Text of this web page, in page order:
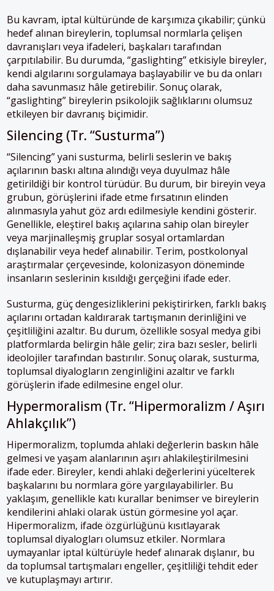
Bu kavram, iptal kültüründe de karşımıza çıkabilir; çünkü
hedef alınan bireylerin, toplumsal normlarla çelişen
davranışları veya ifadeleri, başkaları tarafından
çarpıtılabilir. Bu durumda, “gaslighting” etkisiyle bireyler,
kendi algılarını sorgulamaya başlayabilir ve bu da onları
daha savunmasız hâle getirebilir. Sonuç olarak,
“gaslighting” bireylerin psikolojik sağlıklarını olumsuz
etkileyen bir davranış biçimidir.
Silencing (Tr. “Susturma”)
“Silencing” yani susturma, belirli seslerin ve bakış
açılarının baskı altına alındığı veya duyulmaz hâle
getirildiği bir kontrol türüdür. Bu durum, bir bireyin veya
grubun, görüşlerini ifade etme fırsatının elinden
alınmasıyla yahut göz ardı edilmesiyle kendini gösterir.
Genellikle, eleştirel bakış açılarına sahip olan bireyler
veya marjinalleşmiş gruplar sosyal ortamlardan
dışlanabilir veya hedef alınabilir. Terim, postkolonyal
araştırmalar çerçevesinde, kolonizasyon döneminde
insanların seslerinin kısıldığı gerçeğini ifade eder.
Susturma, güç dengesizliklerini pekiştirirken, farklı bakış
açılarını ortadan kaldırarak tartışmanın derinliğini ve
çeşitliliğini azaltır. Bu durum, özellikle sosyal medya gibi
platformlarda belirgin hâle gelir; zira bazı sesler, belirli
ideolojiler tarafından bastırılır. Sonuç olarak, susturma,
toplumsal diyalogların zenginliğini azaltır ve farklı
görüşlerin ifade edilmesine engel olur.
Hypermoralism (Tr. “Hipermoralizm / Aşırı
Ahlakçılık”)
Hipermoralizm, toplumda ahlaki değerlerin baskın hâle
gelmesi ve yaşam alanlarının aşırı ahlakileştirilmesini
ifade eder. Bireyler, kendi ahlaki değerlerini yücelterek
başkalarını bu normlara göre yargılayabilirler. Bu
yaklaşım, genellikle katı kurallar benimser ve bireylerin
kendilerini ahlaki olarak üstün görmesine yol açar.
Hipermoralizm, ifade özgürlüğünü kısıtlayarak
toplumsal diyalogları olumsuz etkiler. Normlara
uymayanlar iptal kültürüyle hedef alınarak dışlanır, bu
da toplumsal tartışmaları engeller, çeşitliliği tehdit eder
ve kutuplaşmayı artırır.